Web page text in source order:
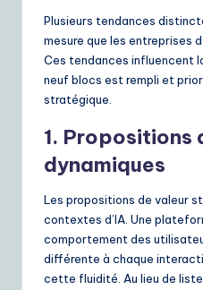
Plusieurs tendances
mesure que les entreprises
Ces tendances influencent
neuf blocs est rempli et
stratégique.
1. Propositions
dynamiques
Les propositions de valeur
contextes d’IA. Une
comportement des
différente à chaque
cette fluidité. Au lieu de